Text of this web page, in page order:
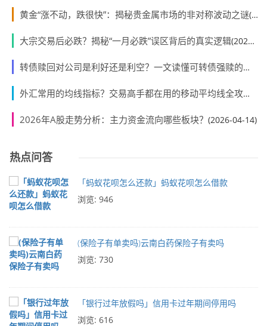
黄金“涨不动，跌很快”：揭秘贵金属市场的非对称波动之谜(2026-05-07)
大宗交易后必跌？揭秘“一月必跌”误区背后的真实逻辑(2026-05-07)
转债赎回对公司是利好还是利空？一文读懂可转债强赎的双面效应
外汇常用的均线指标？交易高手都在用的移动平均线全攻略
2026年A股走势分析：主力资金流向哪些板块？ (2026-04-14)
热点问答
「蚂蚁花呗怎么还款」蚂蚁花呗怎么借款
浏览: 946
(保险子有单卖吗)云南白药保险子有卖吗
浏览: 730
「银行过年放假吗」信用卡过年期间停用吗
浏览: 616